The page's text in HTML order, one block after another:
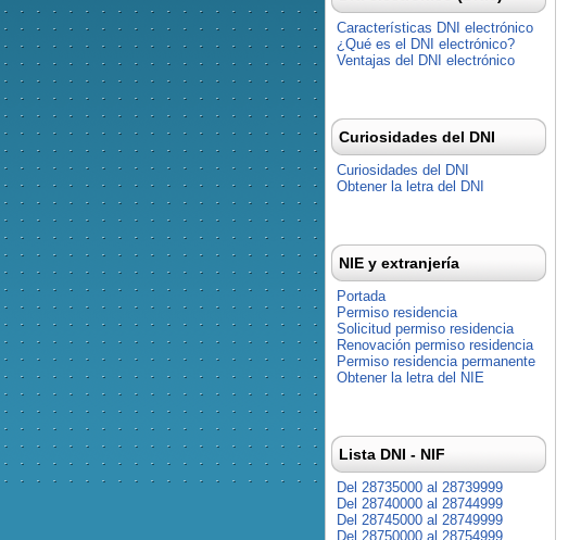
Características DNI electrónico
¿Qué es el DNI electrónico?
Ventajas del DNI electrónico
Curiosidades del DNI
Curiosidades del DNI
Obtener la letra del DNI
NIE y extranjería
Portada
Permiso residencia
Solicitud permiso residencia
Renovación permiso residencia
Permiso residencia permanente
Obtener la letra del NIE
Lista DNI - NIF
Del 28735000 al 28739999
Del 28740000 al 28744999
Del 28745000 al 28749999
Del 28750000 al 28754999